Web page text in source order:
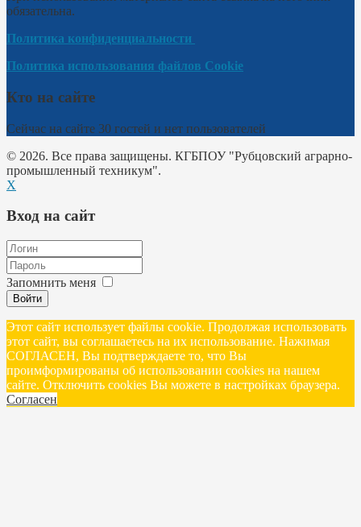
обязательна.
Политика конфиденциальности
Политика использования файлов Cookie
Кто на сайте
Сейчас на сайте 30 гостей и нет пользователей
© 2026. Все права защищены. КГБПОУ "Рубцовский аграрно-
промышленный техникум".
X
Вход на сайт
Запомнить меня
Войти
Этот сайт использует файлы cookie. Продолжая использовать
этот сайт, вы соглашаетесь на их использование. Нажимая
СОГЛАСЕН, Вы подтверждаете то, что Вы
проимформированы об использовании cookies на нашем
сайте. Отключить cookies Вы можете в настройках браузера.
Согласен